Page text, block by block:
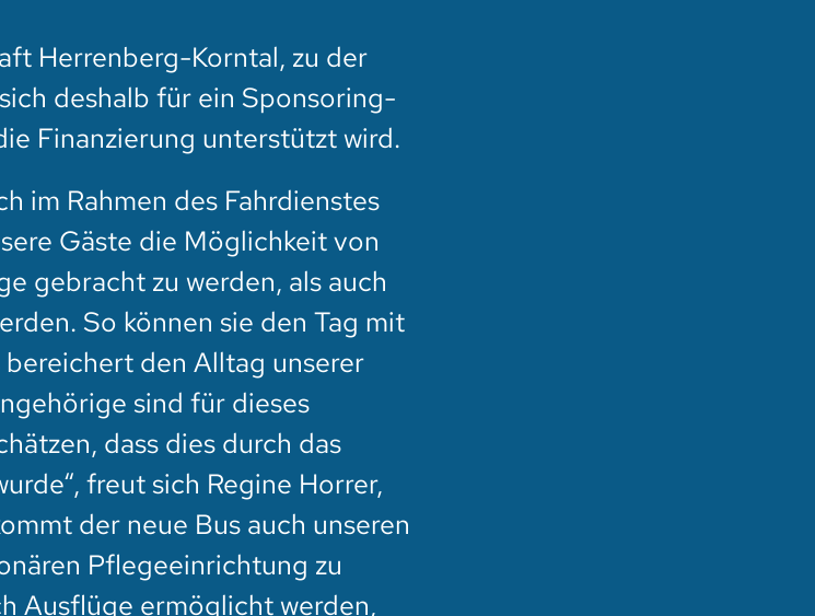
Herrenberg-Korntal, zu der
deshalb für ein Sponsoring-
Finanzierung unterstützt wird.
im Rahmen des Fahrdienstes
Gäste die Möglichkeit von
gebracht zu werden, als auch
So können sie den Tag mit
den Alltag unserer
sind für dieses
dass dies durch das
freut sich Regine Horrer,
der neue Bus auch unseren
Pflegeeinrichtung zu
Ausflüge ermöglicht werden,